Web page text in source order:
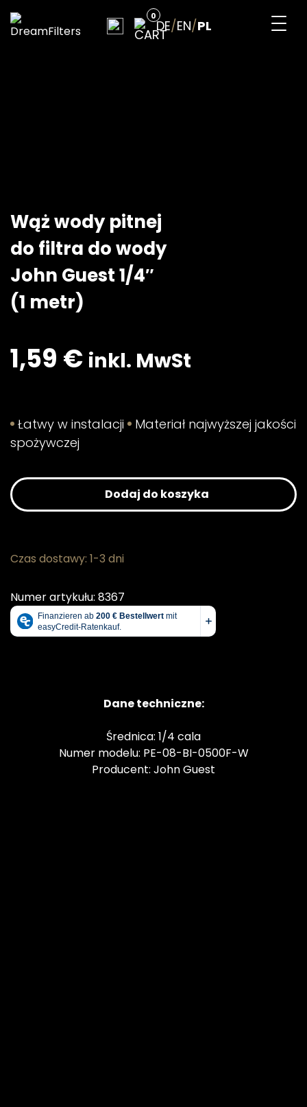
to
content
0
DE/EN/PL
Wąż wody pitnej
do filtra do wody
John Guest 1/4″
(1 metr)
1,59 € inkl. MwSt
Łatwy w instalacji
Materiał najwyższej jakości
spożywczej
Dodaj do koszyka
Czas dostawy: 1-3 dni
Numer artykułu: 8367
Dane techniczne:
Średnica: 1/4 cala
Numer modelu: PE-08-BI-0500F-W
Producent: John Guest